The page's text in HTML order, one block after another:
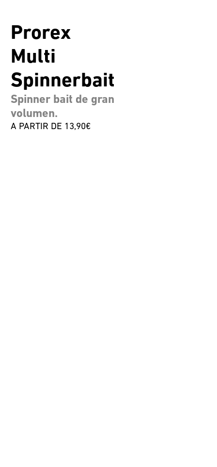
Prorex
Multi
Spinnerbait
Spinner bait de gran
volumen.
A PARTIR DE 13,90€